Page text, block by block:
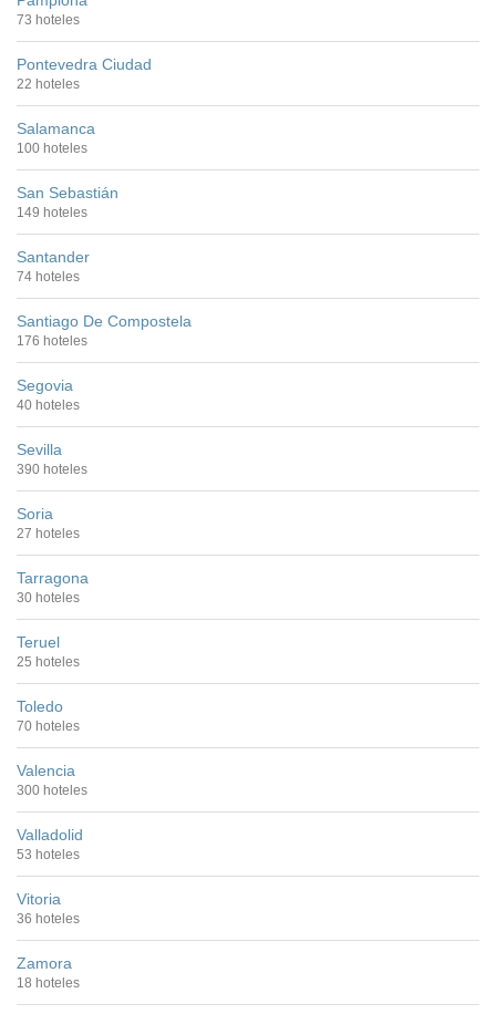
73 hoteles
Pontevedra Ciudad
22 hoteles
Salamanca
100 hoteles
San Sebastián
149 hoteles
Santander
74 hoteles
Santiago De Compostela
176 hoteles
Segovia
40 hoteles
Sevilla
390 hoteles
Soria
27 hoteles
Tarragona
30 hoteles
Teruel
25 hoteles
Toledo
70 hoteles
Valencia
300 hoteles
Valladolid
53 hoteles
Vitoria
36 hoteles
Zamora
18 hoteles